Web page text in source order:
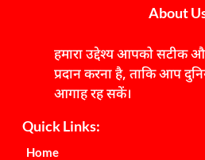
About
हमारा उद्देश्य आपको सटीक
प्रदान करना है, ताकि आप
आगाह रह सकें।
Quick Links:
Home